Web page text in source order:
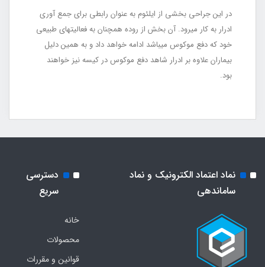
در این جراحی بخشی از ایلئوم به عنوان رابطی برای جمع ‏آوری
ادرار به کار می‏رود. آن بخش از روده هم‏چنان به فعالیت‏های طبیعی
خود که دفع موکوس می‏باشد ادامه خواهد داد و به همین دلیل
بیماران علاوه بر ادرار شاهد دفع موکوس در کیسه نیز خواهند
بود.
نماد اعتماد الکترونیک و نماد
ساماندهی
دسترسی
سریع
خانه
محصولات
قوانین و مقررات